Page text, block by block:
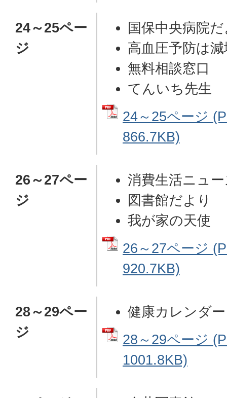
24～25ペー
ジ
国保中央病院
高血圧予防は
無料相談窓口
てんいち先生
24～25ページ
866.7KB)
26～27ペー
ジ
消費生活ニュ
図書館だより
我が家の天使
26～27ページ
920.7KB)
28～29ペー
ジ
健康カレンダ
28～29ページ
1001.8KB)